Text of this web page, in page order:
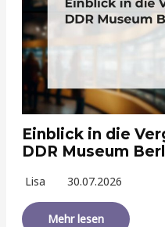
Einblick in die
DDR Museum
Lisa 30.07.2026
Mehr lesen